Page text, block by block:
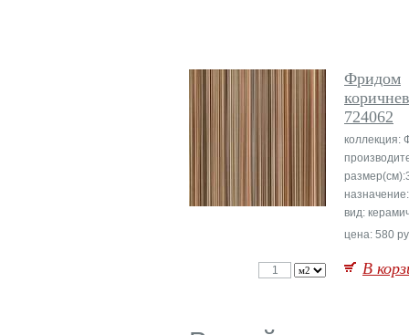
Фридом
724062
коллекция:
вид:
цена: 580
В